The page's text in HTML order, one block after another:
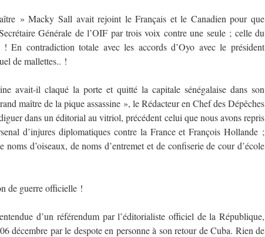
» Macky Sall avait rejoint le Français et le Canadien pour que
Générale de l’OIF par trois voix contre une seule ; celle du
! En contradiction totale avec les accords d’Oyo avec le président
de mallettes.. !
avait-il claqué la porte et quitté la capitale sénégalaise dans son
maître de la pique assassine », le Rédacteur en Chef des Dépêches
dans un éditorial au vitriol, précédent celui que nous avons repris
d’injures diplomatiques contre la France et François Hollande ;
noms d’oiseaux, de noms d’entremet et de confiserie de cour d’école
de guerre officielle !
d’un référendum par l’éditorialiste officiel de la République,
décembre par le despote en personne à son retour de Cuba. Rien de